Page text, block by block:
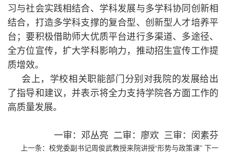
习与社会实践相结合、学科发展与多学科协同创新相
结合，打造多学科支撑的复合型、创新型人才培养平
台；要积极借助师大优质平台进行多渠道、多途径、
全方位宣传，扩大学科影响力，推动招生宣传工作提
质增效。
会上，学校相关职能部门分别对我院的发展给出
了指导和建议，并表示将全力支持学院各方面工作的
高质量发展。
一审：邓丛亮 二审：廖欢 三审：闵素芬
上一条： 校党委副书记周俊武教授来院讲授“形势与政策课” 下一